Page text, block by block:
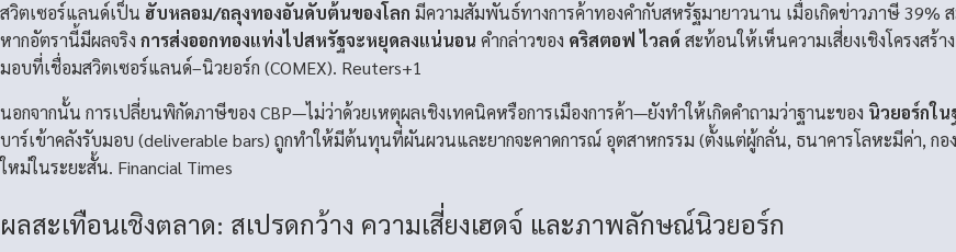
สวิตเซอร์แลนด์เป็น ฮับหลอม/ถลุงทองอันดับต้นของโลก มีความสัมพันธ์ทางการค้าทองคำกับสหรัฐมายาวนาน เมื่อเกิดข่าวภาษี 39%
หากอัตรานี้มีผลจริง การส่งออกทองแท่งไปสหรัฐจะหยุดลงแน่นอน คำกล่าวของ คริสตอฟ ไวลด์ สะท้อนให้เห็นความเสี่ยงเชิงโครงสร้
มอบที่เชื่อมสวิตเซอร์แลนด์–นิวยอร์ก (COMEX). Reuters+1
นอกจากนั้น การเปลี่ยนพิกัดภาษีของ CBP—ไม่ว่าด้วยเหตุผลเชิงเทคนิคหรือการเมืองการค้า—ยังทำให้เกิดคำถามว่าฐานะของ นิวยอร์กใ
บาร์เข้าคลังรับมอบ (deliverable bars) ถูกทำให้มีต้นทุนที่ผันผวนและยากจะคาดการณ์ อุตสาหกรรม (ตั้งแต่ผู้กลั่น, ธนาคารโลหะมีค่า, ก
ใหม่ในระยะสั้น. Financial Times
ผลสะเทือนเชิงตลาด: สเปรดกว้าง ความเสี่ยงเฮดจ์ และภาพลักษณ์นิวยอร์ก